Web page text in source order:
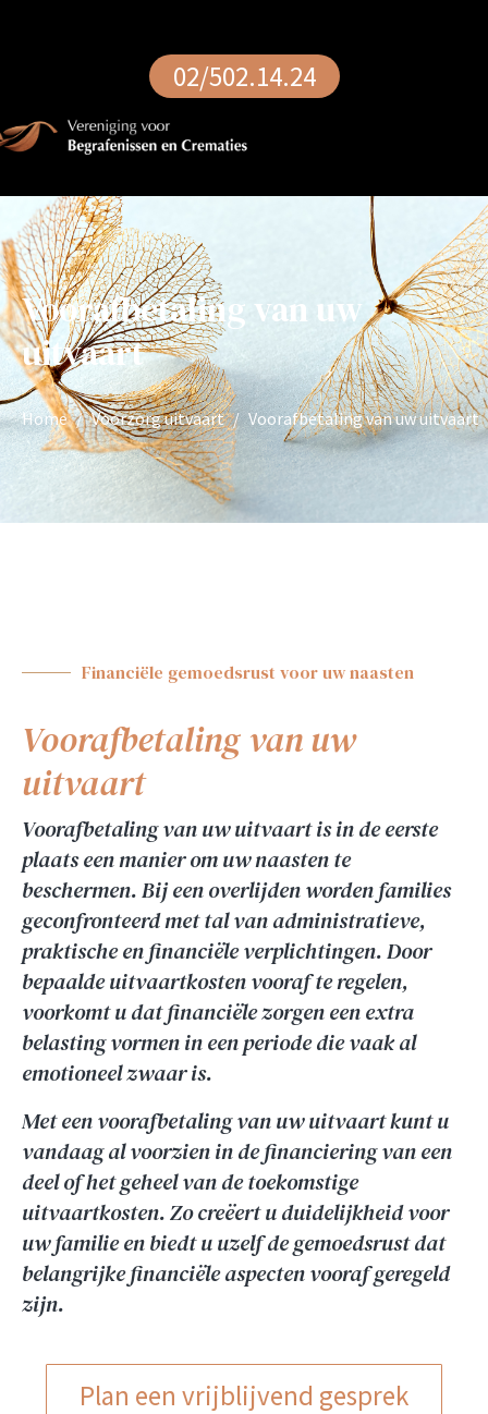
02/502.14.24
Voorafbetaling van uw
uitvaart
Home Voorzorg uitvaart Voorafbetaling van uw uitvaart
Financiële gemoedsrust voor uw naasten
Voorafbetaling van uw
uitvaart
Voorafbetaling van uw uitvaart is in de eerste
plaats een manier om uw naasten te
beschermen. Bij een overlijden worden families
geconfronteerd met tal van administratieve,
praktische en financiële verplichtingen. Door
bepaalde uitvaartkosten vooraf te regelen,
voorkomt u dat financiële zorgen een extra
belasting vormen in een periode die vaak al
emotioneel zwaar is.
Met een voorafbetaling van uw uitvaart kunt u
vandaag al voorzien in de financiering van een
deel of het geheel van de toekomstige
uitvaartkosten. Zo creëert u duidelijkheid voor
uw familie en biedt u uzelf de gemoedsrust dat
belangrijke financiële aspecten vooraf geregeld
zijn.
Plan een vrijblijvend gesprek